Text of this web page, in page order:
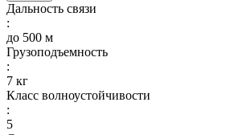
Дальность связи
:
до 500 м
Грузоподъемность
:
7 кг
Класс волноустойчивости
:
5